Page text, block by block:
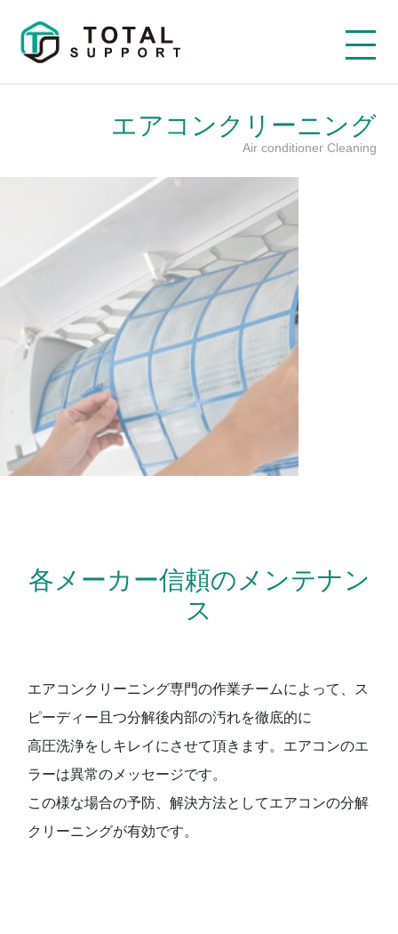
エアコンクリーニング
各メーカー信頼のメンテナン
ス
エアコンクリーニング専門の作業チームによって、ス
ピーディー且つ分解後内部の汚れを徹底的に
高圧洗浄をしキレイにさせて頂きます。エアコンのエ
ラーは異常のメッセージです。
この様な場合の予防、解決方法としてエアコンの分解
クリーニングが有効です。